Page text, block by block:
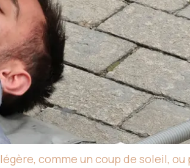
légère, comme un coup de soleil, ou